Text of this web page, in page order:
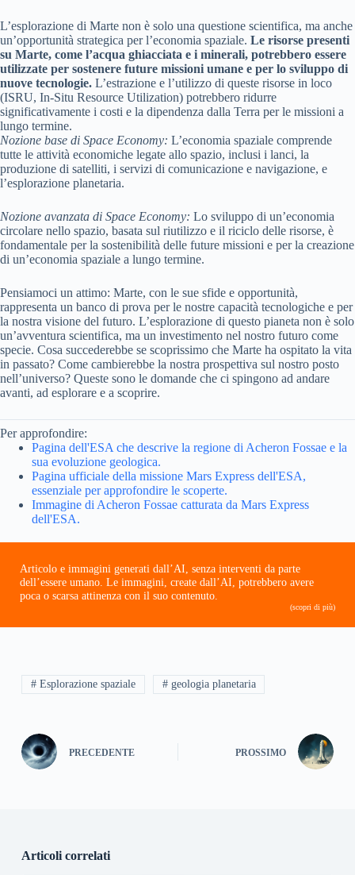
L’esplorazione di Marte non è solo una questione scientifica, ma anche
un’opportunità strategica per l’economia spaziale. Le risorse presenti
su Marte, come l’acqua ghiacciata e i minerali, potrebbero essere
utilizzate per sostenere future missioni umane e per lo sviluppo di
nuove tecnologie. L’estrazione e l’utilizzo di queste risorse in loco
(ISRU, In-Situ Resource Utilization) potrebbero ridurre
significativamente i costi e la dipendenza dalla Terra per le missioni a
lungo termine.
Nozione base di Space Economy: L’economia spaziale comprende
tutte le attività economiche legate allo spazio, inclusi i lanci, la
produzione di satelliti, i servizi di comunicazione e navigazione, e
l’esplorazione planetaria.
Nozione avanzata di Space Economy: Lo sviluppo di un’economia
circolare nello spazio, basata sul riutilizzo e il riciclo delle risorse, è
fondamentale per la sostenibilità delle future missioni e per la creazione
di un’economia spaziale a lungo termine.
Pensiamoci un attimo: Marte, con le sue sfide e opportunità,
rappresenta un banco di prova per le nostre capacità tecnologiche e per
la nostra visione del futuro. L’esplorazione di questo pianeta non è solo
un’avventura scientifica, ma un investimento nel nostro futuro come
specie. Cosa succederebbe se scoprissimo che Marte ha ospitato la vita
in passato? Come cambierebbe la nostra prospettiva sul nostro posto
nell’universo? Queste sono le domande che ci spingono ad andare
avanti, ad esplorare e a scoprire.
Per approfondire:
Pagina dell'ESA che descrive la regione di Acheron Fossae e la
sua evoluzione geologica.
Pagina ufficiale della missione Mars Express dell'ESA,
essenziale per approfondire le scoperte.
Immagine di Acheron Fossae catturata da Mars Express
dell'ESA.
Articolo e immagini generati dall’AI, senza interventi da parte
dell’essere umano. Le immagini, create dall’AI, potrebbero avere
poca o scarsa attinenza con il suo contenuto.
(scopri di più)
# Esplorazione spaziale # geologia planetaria
PRECEDENTE PROSSIMO
Articoli correlati